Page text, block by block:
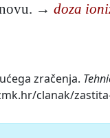
→ doza
zračenja.
clanak/